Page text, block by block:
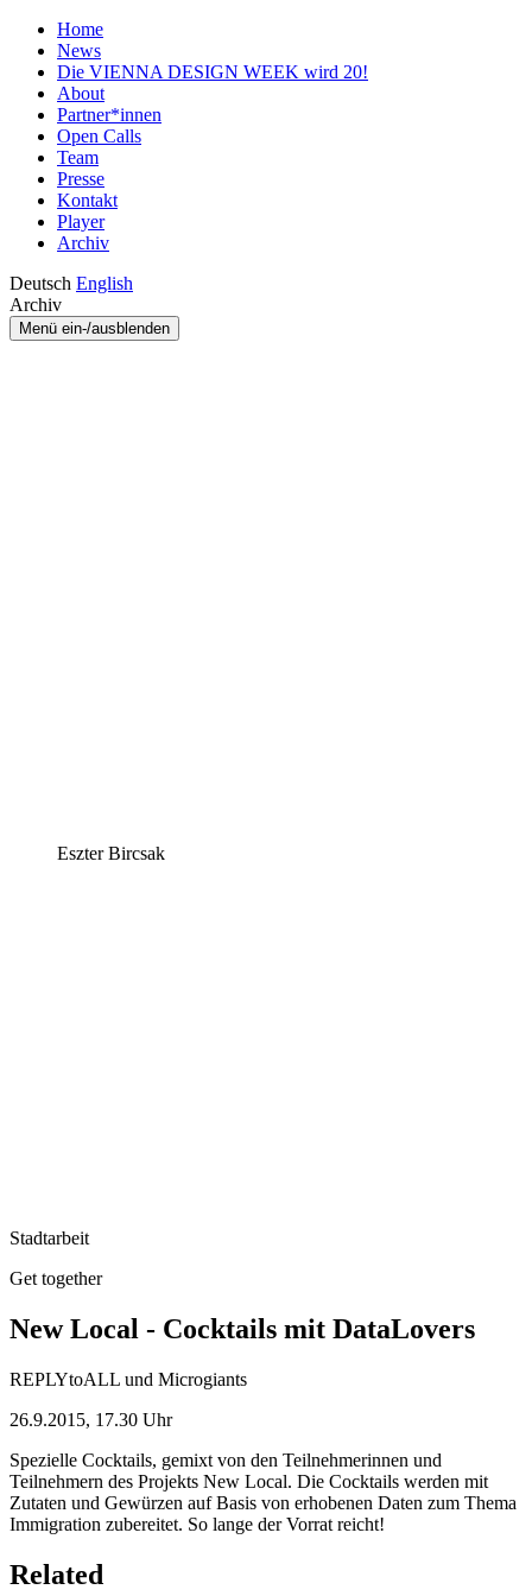
Home
News
Die VIENNA DESIGN WEEK wird 20!
About
Partner*innen
Open Calls
Team
Presse
Kontakt
Player
Archiv
Deutsch English
Archiv
Menü ein-/ausblenden
Eszter Bircsak
Stadtarbeit
Get together
New Local - Cocktails mit DataLovers
REPLYtoALL und Microgiants
26.9.2015, 17.30 Uhr
Spezielle Cocktails, gemixt von den Teilnehmerinnen und
Teilnehmern des Projekts New Local. Die Cocktails werden mit
Zutaten und Gewürzen auf Basis von erhobenen Daten zum Thema
Immigration zubereitet. So lange der Vorrat reicht!
Related